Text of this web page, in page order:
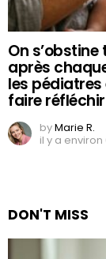
On
après
les
faire réfléchir
byMarie R.
il y a environ
DON'T MISS